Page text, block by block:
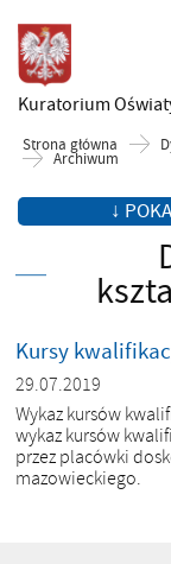
Kuratorium
Strona główna
Archiwum
↓
Kursy
29.07.2019
Wykaz kursów
wykaz kursów
przez placówki
mazowieckiego.